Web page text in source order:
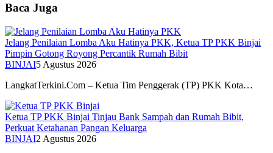
Baca Juga
Jelang Penilaian Lomba Aku Hatinya PKK, Ketua TP PKK Binjai
Pimpin Gotong Royong Percantik Rumah Bibit
BINJAI5 Agustus 2026
LangkatTerkini.Com – Ketua Tim Penggerak (TP) PKK Kota…
Ketua TP PKK Binjai Tinjau Bank Sampah dan Rumah Bibit,
Perkuat Ketahanan Pangan Keluarga
BINJAI2 Agustus 2026